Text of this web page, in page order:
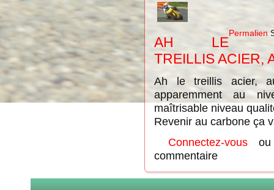
Permalien
AH LE
TREILLIS ACIER,
Ah le treillis acier,
apparemment au
maîtrisable niveau
Revenir au carbone ça
Connectez-vous
commentaire